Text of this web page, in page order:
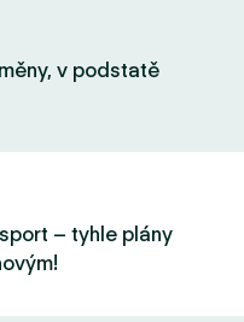
v podstatě
– tyhle plány